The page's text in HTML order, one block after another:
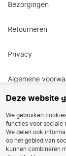
Deze website
We gebruiken
functies voor sociale
We delen ook
op het gebied van
kunnen combineren
Bezorgingen
Retourneren
Privacy
Algemene
Actievoorwaarden
Vacatures
Reviews